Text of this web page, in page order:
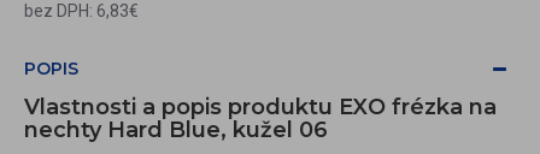
bez DPH: 6,83€
POPIS
Vlastnosti a popis produktu EXO frézka na
nechty Hard Blue, kužel 06